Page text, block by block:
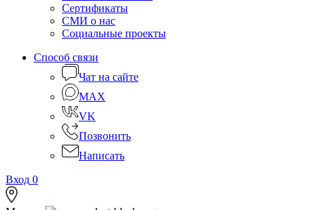
Сертификаты
СМИ о нас
Социальные проекты
Способ связи
Чат на сайте
MAX
VK
Позвонить
Написать
Вход 0